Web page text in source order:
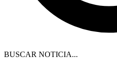
BUSCAR NOTICIA...